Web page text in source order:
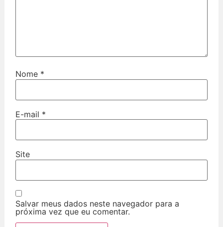
Nome *
E-mail *
Site
Salvar meus dados neste navegador para a
próxima vez que eu comentar.